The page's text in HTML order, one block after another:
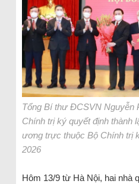
Tổng Bí thư ĐCSVN Nguyễn
Chính trị ký quyết định thành
ương trực thuộc Bộ Chính trị
2026
Hôm 13/9 từ Hà Nội, hai nhà